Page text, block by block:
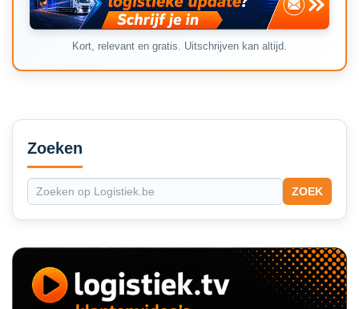
Kort, relevant en gratis. Uitschrijven kan altijd.
Secondary
Sidebar
Zoeken
ZOEK